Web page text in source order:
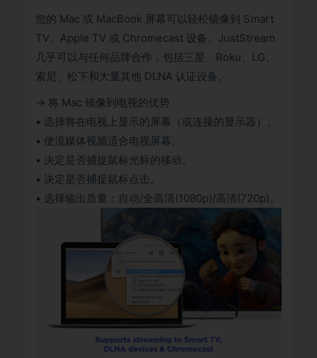
您的 Mac 或 MacBook 屏幕可以轻松镜像到 Smart
TV、Apple TV 或 Chromecast 设备。JustStream
几乎可以与任何品牌合作，包括三星、Roku、LG、
索尼、松下和大量其他 DLNA 认证设备。
→ 将 Mac 镜像到电视的优势
• 选择将在电视上显示的屏幕（或连接的显示器）。
• 使流媒体视频适合电视屏幕。
• 决定是否捕捉鼠标光标的移动。
• 决定是否捕捉鼠标点击。
• 选择输出质量：自动/全高清(1080p)/高清(720p)。